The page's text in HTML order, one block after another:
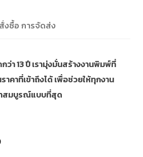
งซื้อ การจัดส่ง
า 13 ปี เรามุ่งมั่นสร้างงานพิมพ์ที่
คาที่เข้าถึงได้ เพื่อช่วยให้ทุกงาน
สมบูรณ์แบบที่สุด